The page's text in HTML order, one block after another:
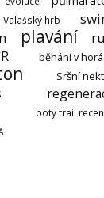
Valašský hrb
plavání
běhání v
Sršní
boty trail